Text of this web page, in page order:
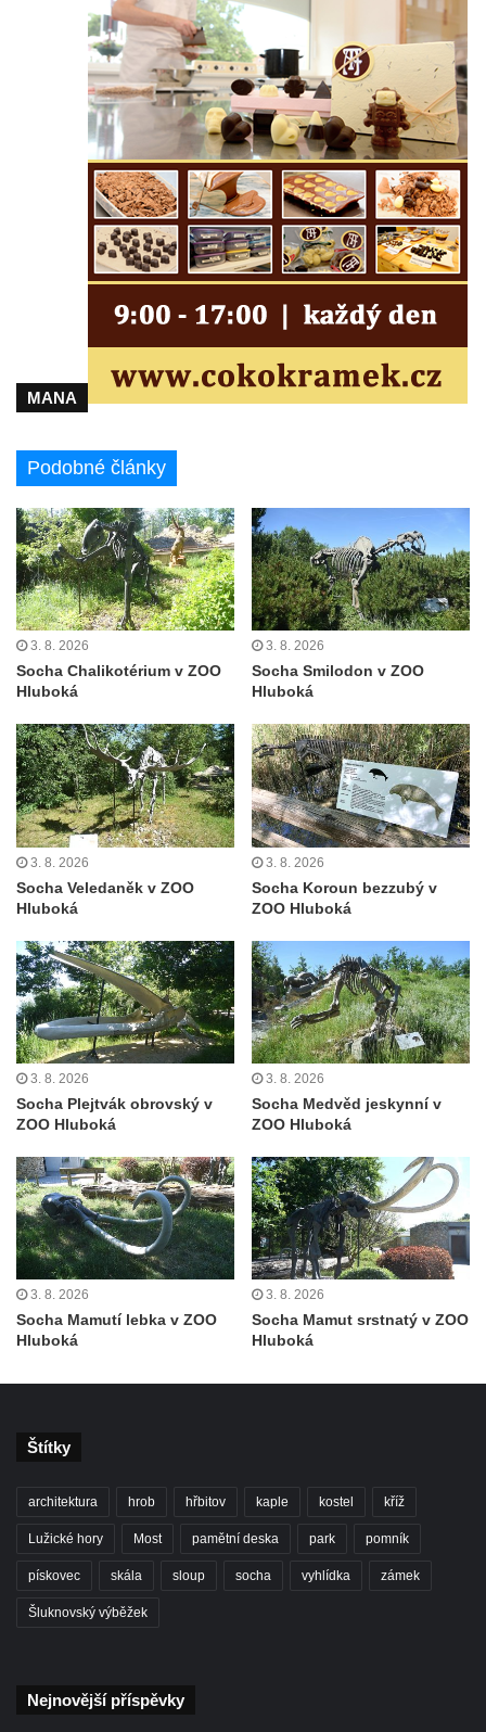
Socha Hercula ve Voigtových sadech v
Litvínově
Pomník Josefa Aloise Tichatschka v ulici 5.
května v Teplicích nad Metují
Socha svatého Floriana v ulici 5. května v
Teplicích nad Metují
Reliéf horolezce na domě čp. 13 v Horní
ulici v Teplicích nad Metují
Plastika na hřbitově v Teplicích nad Metují
Obraz kajícné svaté Máří Magdaleny pod
Lysým vrchem v Teplicích nad Metují
Sousoší Kalvárie na Masarykově třídě v
Teplicích
Sadech Československé armády v
Plastika Koule v Sadech Československé
armády v Teplicích
Socha v Plynárenské ulici v Teplicích-
Proseticích
Teplicích
Teplicích
Pomník obětem lidské krutosti na Mírovém
náměstí v Teplicích (neexistuje)
Socha svatého Josefa v Želkovicích
Narození Panny Marie v Benešově nad
Pomník neznámého účelu v parku před
kostelem svatého Františka z Assisi v
Tanvaldu
Socha Járy Cimrmana na kině JAS v
Tanvaldu
Socha u Riedlovy hrobky v Desné
Desné
Lavička loď v parku u základní školy v
Desné
Socha ženy u železničního viaduktu v
Desné
Socha Madony ve štítě domu čp. 234 ve
silnice severně od Dubé
Socha sovy u vchodu do Městské knihovny
Skleněný strom v areálu Nemocnice s
MANA
Podobné články
3. 8. 2026
Socha Chalikotérium v ZOO
Hluboká
3. 8. 2026
Socha Smilodon v ZOO
Hluboká
3. 8. 2026
Socha Veledaněk v ZOO
Hluboká
3. 8. 2026
Socha Koroun bezzubý v
ZOO Hluboká
3. 8. 2026
Socha Plejtvák obrovský v
ZOO Hluboká
3. 8. 2026
Socha Medvěd jeskynní v
ZOO Hluboká
3. 8. 2026
Socha Mamutí lebka v ZOO
Hluboká
3. 8. 2026
Socha Mamut srstnatý v ZOO
Hluboká
Štítky
architektura hrob hřbitov kaple kostel kříž
Lužické hory Most pamětní deska park pomník
pískovec skála sloup socha vyhlídka zámek
Šluknovský výběžek
Nejnovější příspěvky